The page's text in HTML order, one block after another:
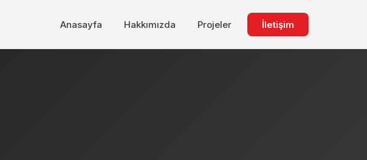
Anasayfa Hakkımızda Projeler İletişim